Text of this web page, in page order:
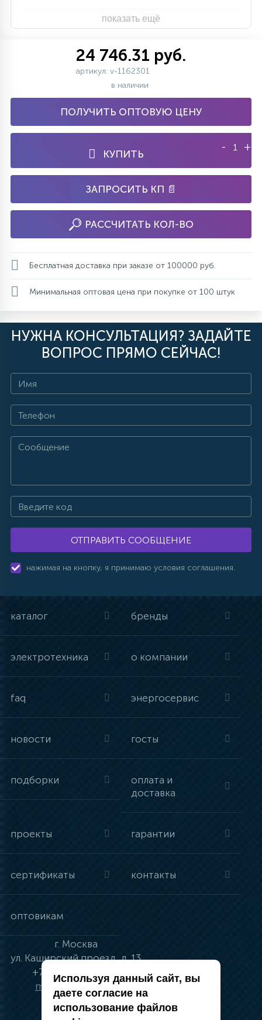
показать ещё
24 746.31 руб.
артикул: v-1162301
в наличии
ПОЛУЧИТЬ ОПТОВУЮ ЦЕНУ
КУПИТЬ
- +
ЗАПРОСИТЬ КП 📄
РАССЧИТАТЬ КОЛ-ВО
Бесплатная доставка при заказе от 100000 руб.
Минимальная оптовая цена при покупке от 100 штук
НУЖНА КОНСУЛЬТАЦИЯ? ЗАДАЙТЕ
ВОПРОС ПРЯМО СЕЙЧАС!
ОТПРАВИТЬ СООБЩЕНИЕ
нажимая на кнопку, я принимаю условия соглашения.
каталог бренды
электротехника о компании
faq энергосервис
новости госты
подборки
оплата и
доставка
проекты гарантии
сертификаты контакты
оптовикам
г. Москва
ул. Каширский проезд, д. 13
+7 (495) 134-41-83
moskva@vincci.ru
Используя данный сайт, вы
даете согласие на
использование файлов